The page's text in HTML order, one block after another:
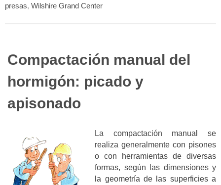
presas, Wilshire Grand Center
Compactación manual del
hormigón: picado y
apisonado
La compactación manual se
realiza generalmente con pisones
o con herramientas de diversas
formas, según las dimensiones y
la geometría de las superficies a